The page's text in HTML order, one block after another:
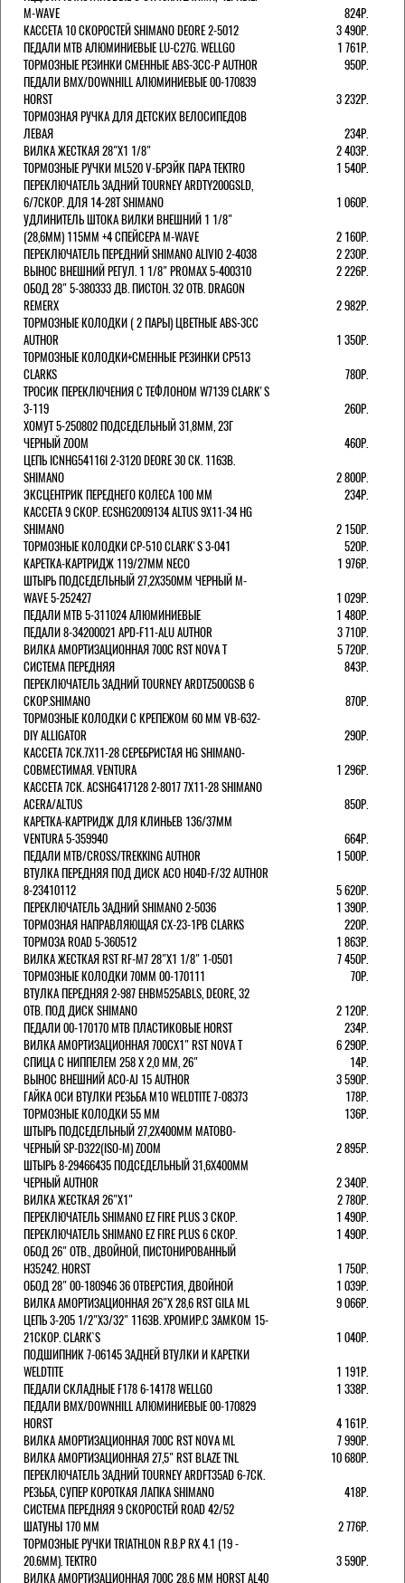
M-WAVE
824Р.
КАССЕТА 10 СКОРОСТЕЙ SHIMANO DEORE 2-5012
3 490Р.
ПЕДАЛИ MTB АЛЮМИНИЕВЫЕ LU-C27G. WELLGO
1 761Р.
ТОРМОЗНЫЕ РЕЗИНКИ СМЕННЫЕ ABS-3CC-P AUTHOR
950Р.
ПЕДАЛИ BMX/DOWNHILL АЛЮМИНИЕВЫЕ 00-170839
HORST
3 232Р.
ТОРМОЗНАЯ РУЧКА ДЛЯ ДЕТСКИХ ВЕЛОСИПЕДОВ
ЛЕВАЯ
234Р.
ВИЛКА ЖЕСТКАЯ 28"Х1 1/8"
2 403Р.
ТОРМОЗНЫЕ РУЧКИ ML520 V-БРЭЙК ПАРА TEKTRO
1 540Р.
ПЕРЕКЛЮЧАТЕЛЬ ЗАДНИЙ TOURNEY ARDTY200GSLD,
6/7СКОР. ДЛЯ 14-28T SHIMANO
1 060Р.
УДЛИНИТЕЛЬ ШТОКА ВИЛКИ ВНЕШНИЙ 1 1/8"
(28,6ММ) 115ММ +4 СПЕЙСЕРА M-WAVE
2 160Р.
ПЕРЕКЛЮЧАТЕЛЬ ПЕРЕДНИЙ SHIMANO ALIVIO 2-4038
2 230Р.
ВЫНОС ВНЕШНИЙ РЕГУЛ. 1 1/8" PROMAX 5-400310
2 226Р.
ОБОД 28" 5-380333 ДВ. ПИСТОН. 32 ОТВ. DRAGON
REMERX
2 982Р.
ТОРМОЗНЫЕ КОЛОДКИ ( 2 ПАРЫ) ЦВЕТНЫЕ ABS-3CC
AUTHOR
1 350Р.
ТОРМОЗНЫЕ КОЛОДКИ+СМЕННЫЕ РЕЗИНКИ CP513
CLARKS
780Р.
ТРОСИК ПЕРЕКЛЮЧЕНИЯ С ТЕФЛОНОМ W7139 СLARK'S
3-119
260Р.
ХОМУТ 5-250802 ПОДСЕДЕЛЬНЫЙ 31,8ММ, 23Г
ЧЕРНЫЙ ZOOM
460Р.
ЦЕПЬ ICNHG54116I 2-3120 DEORE 30 СК. 116ЗВ.
SHIMANO
2 800Р.
ЭКСЦЕНТРИК ПЕРЕДНЕГО КОЛЕСА 100 ММ
234Р.
КАССЕТА 9 СКОР. ECSHG2009134 ALTUS 9Х11-34 HG
SHIMANO
2 150Р.
ТОРМОЗНЫЕ КОЛОДКИ CP-510 CLARK'S 3-041
520Р.
КАРЕТКА-КАРТРИДЖ 119/27ММ NECO
1 976Р.
ШТЫРЬ ПОДСЕДЕЛЬНЫЙ 27,2Х350ММ ЧЕРНЫЙ M-
WAVE 5-252427
1 029Р.
ПЕДАЛИ MTB 5-311024 АЛЮМИНИЕВЫЕ
1 480Р.
ПЕДАЛИ 8-34200021 APD-F11-ALU AUTHOR
3 710Р.
ВИЛКА АМОРТИЗАЦИОННАЯ 700С RST NOVA T
5 720Р.
СИСТЕМА ПЕРЕДНЯЯ
843Р.
ПЕРЕКЛЮЧАТЕЛЬ ЗАДНИЙ TOURNEY ARDTZ500GSB 6
СКОР.SHIMANO
870Р.
ТОРМОЗНЫЕ КОЛОДКИ С КРЕПЕЖОМ 60 ММ VB-632-
DIY ALLIGATOR
290Р.
КАССЕТА 7СК.7Х11-28 СЕРЕБРИСТАЯ HG SHIMANO-
СОВМЕСТИМАЯ. VENTURA
1 296Р.
КАССЕТА 7СК. ACSHG417128 2-8017 7Х11-28 SHIMANO
ACERA/ALTUS
850Р.
КАРЕТКА-КАРТРИДЖ ДЛЯ КЛИНЬЕВ 136/37ММ
VENTURA 5-359940
664Р.
ПЕДАЛИ MTB/CROSS/TREKKING AUTHOR
1 500Р.
ВТУЛКА ПЕРЕДНЯЯ ПОД ДИСК ACO H04D-F/32 AUTHOR
8-23410112
5 620Р.
ПЕРЕКЛЮЧАТЕЛЬ ЗАДНИЙ SHIMANO 2-5036
1 390Р.
ТОРМОЗНАЯ НАПРАВЛЯЮЩАЯ CX-23-1PB CLARKS
220Р.
ТОРМОЗА ROAD 5-360512
1 863Р.
ВИЛКА ЖЕСТКАЯ RST RF-M7 28"Х1 1/8" 1-0501
7 450Р.
ТОРМОЗНЫЕ КОЛОДКИ 70ММ 00-170111
70Р.
ВТУЛКА ПЕРЕДНЯЯ 2-987 EHBM525ABLS, DEORE, 32
ОТВ. ПОД ДИСК SHIMANO
2 120Р.
ПЕДАЛИ 00-170170 МТВ ПЛАСТИКОВЫЕ HORST
234Р.
ВИЛКА АМОРТИЗАЦИОННАЯ 700СХ1" RST NOVA T
6 290Р.
СПИЦА С НИППЕЛЕМ 258 Х 2,0 ММ, 26"
14Р.
ВЫНОС ВНЕШНИЙ ACO-AJ 15 AUTHOR
3 590Р.
ГАЙКА ОСИ ВТУЛКИ РЕЗЬБА М10 WELDTITE 7-08373
178Р.
ТОРМОЗНЫЕ КОЛОДКИ 55 ММ
136Р.
ШТЫРЬ ПОДСЕДЕЛЬНЫЙ 27,2Х400ММ МАТОВО-
ЧЕРНЫЙ SP-D322(ISO-M) ZOOM
2 895Р.
ШТЫРЬ 8-29466435 ПОДСЕДЕЛЬНЫЙ 31,6X400ММ
ЧЕРНЫЙ AUTHOR
2 340Р.
ВИЛКА ЖЕСТКАЯ 26"Х1"
2 780Р.
ПЕРЕКЛЮЧАТЕЛЬ SHIMANO EZ FIRE PLUS 3 СКОР.
1 490Р.
ПЕРЕКЛЮЧАТЕЛЬ SHIMANO EZ FIRE PLUS 6 СКОР.
1 490Р.
ОБОД 26" ОТВ., ДВОЙНОЙ, ПИСТОНИРОВАННЫЙ
H35242. HORST
1 750Р.
ОБОД 28" 00-180946 36 ОТВЕРСТИЯ, ДВОЙНОЙ
1 039Р.
ВИЛКА АМОРТИЗАЦИОННАЯ 26"Х 28,6 RST GILA ML
9 066Р.
ЦЕПЬ 3-205 1/2"X3/32" 116ЗВ. ХРОМИР.С ЗАМКОМ 15-
21СКОР. CLARK`S
1 040Р.
ПОДШИПНИК 7-06145 ЗАДНЕЙ ВТУЛКИ И КАРЕТКИ
WELDTITE
1 191Р.
ПЕДАЛИ СКЛАДНЫЕ F178 6-14178 WELLGO
1 338Р.
ПЕДАЛИ BMX/DOWNHILL АЛЮМИНИЕВЫЕ 00-170829
HORST
4 161Р.
ВИЛКА АМОРТИЗАЦИОННАЯ 700С RST NOVA ML
7 990Р.
ВИЛКА АМОРТИЗАЦИОННАЯ 27,5" RST BLAZE TNL
10 680Р.
ПЕРЕКЛЮЧАТЕЛЬ ЗАДНИЙ TOURNEY ARDFT35AD 6-7СК.
РЕЗЬБА, СУПЕР КОРОТКАЯ ЛАПКА SHIMANO
418Р.
СИСТЕМА ПЕРЕДНЯЯ 9 СКОРОСТЕЙ ROAD 42/52
ШАТУНЫ 170 ММ
2 776Р.
ТОРМОЗНЫЕ РУЧКИ TRIATHLON R.B.P RX 4.1 (19 -
20.6ММ). TEKTRO
3 590Р.
ВИЛКА АМОРТИЗАЦИОННАЯ 700C 28.6 ММ HORST AL40